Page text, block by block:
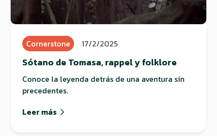
Cornerstone 17/2/2025
Sótano de Tomasa, rappel y folklore
Conoce la leyenda detrás de una aventura sin
precedentes.
Leer más